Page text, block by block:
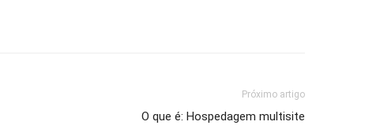
Próximo artigo
O que é: Hospedagem multisite